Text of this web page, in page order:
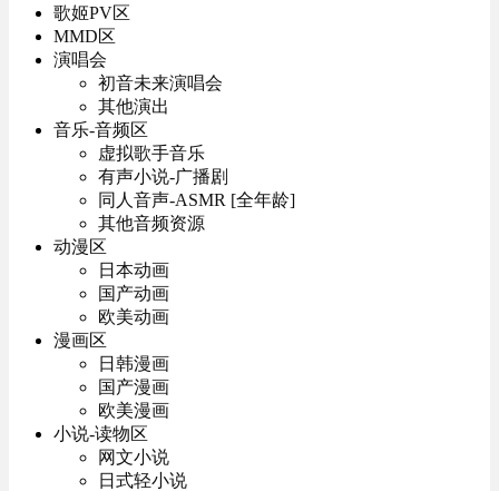
歌姬PV区
MMD区
演唱会
初音未来演唱会
其他演出
音乐-音频区
虚拟歌手音乐
有声小说-广播剧
同人音声-ASMR [全年龄]
其他音频资源
动漫区
日本动画
国产动画
欧美动画
漫画区
日韩漫画
国产漫画
欧美漫画
小说-读物区
网文小说
日式轻小说